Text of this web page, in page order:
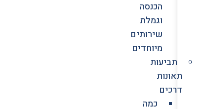
הכנסה
וגמלת
שירותים
מיוחדים
תביעות
תאונות
דרכים
כמה